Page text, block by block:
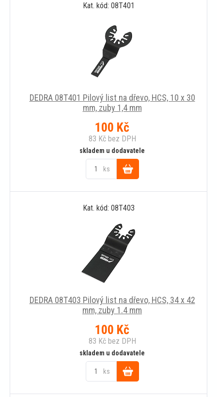
košíku
Kat. kód: 08T401
DEDRA 08T401 Pilový list na dřevo, HCS, 10 x 30
mm, zuby 1,4 mm
100 Kč
83 Kčbez DPH
skladem u dodavatele
ks
Do
košíku
Kat. kód: 08T403
DEDRA 08T403 Pilový list na dřevo, HCS, 34 x 42
mm, zuby 1.4 mm
100 Kč
83 Kčbez DPH
skladem u dodavatele
ks
Do